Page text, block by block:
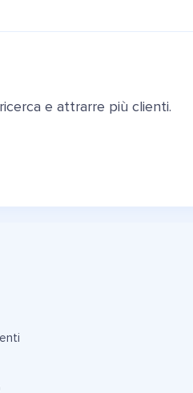
e attrarre più clienti.